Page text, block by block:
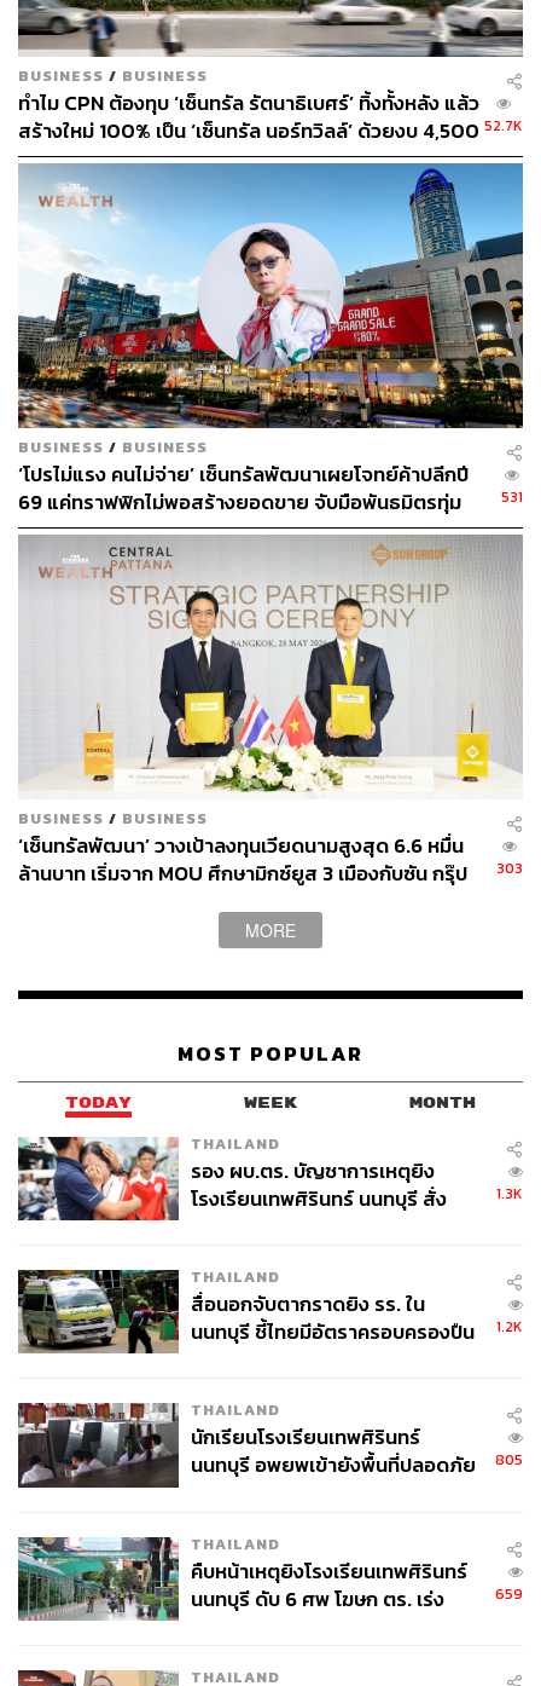
BUSINESS / BUSINESS
ทำไม CPN ต้องทุบ ‘เซ็นทรัล รัตนาธิเบศร์’ ทิ้งทั้งหลัง แล้ว
สร้างใหม่ 100% เป็น ‘เซ็นทรัล นอร์ทวิลล์’ ด้วยงบ 4,500
ล้านบาท
52.7K
BUSINESS / BUSINESS
‘โปรไม่แรง คนไม่จ่าย’ เซ็นทรัลพัฒนาเผยโจทย์ค้าปลีกปี
69 แค่ทราฟฟิกไม่พอสร้างยอดขาย จับมือพันธมิตรทุ่ม
1,000 ล้าน กระตุ้นกำลังซื้อทั่วประเทศ
531
BUSINESS / BUSINESS
‘เซ็นทรัลพัฒนา’ วางเป้าลงทุนเวียดนามสูงสุด 6.6 หมื่น
ล้านบาท เริ่มจาก MOU ศึกษามิกซ์ยูส 3 เมืองกับซัน กรุ๊ป
303
MORE
MOST POPULAR
TODAY WEEK MONTH
THAILAND
รอง ผบ.ตร. บัญชาการเหตุยิง
โรงเรียนเทพศิรินทร์ นนทบุรี สั่ง
1.3K
THAILAND
สื่อนอกจับตากราดยิง รร. ใน
นนทบุรี ชี้ไทยมีอัตราครอบครองปืน
1.2K
THAILAND
นักเรียนโรงเรียนเทพศิรินทร์
นนทบุรี อพยพเข้ายังพื้นที่ปลอดภัย
805
THAILAND
คืบหน้าเหตุยิงโรงเรียนเทพศิรินทร์
นนทบุรี ดับ 6 ศพ โฆษก ตร. เร่ง
659
THAILAND